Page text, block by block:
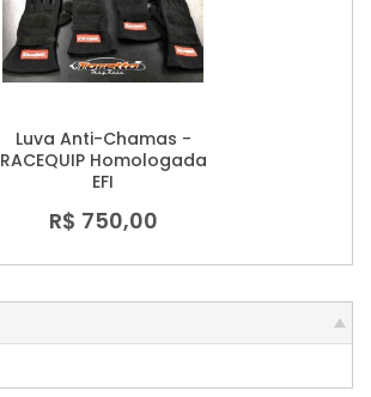
Luva Anti-Chamas -
RACEQUIP Homologada
EFI
R$ 750,00